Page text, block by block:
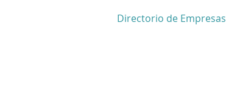
Directorio de Empresas